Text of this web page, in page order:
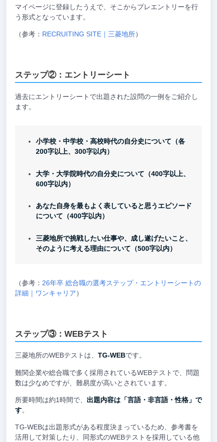
マイページに登録したうえで、そこからプレエントリーを行
う形式となっています。
（参考： RECRUITING SITE｜三菱地所）
ステップ②：エントリーシート
過去にエントリーシートで出題された設問の一例をご紹介し
ます。
小学校・中学校・高校時代の自分史について（各
200字以上、300字以内）
大学・大学院時代の自分史について（400字以上、
600字以内）
あなた自身を最もよく表していると思うエピソード
について（400字以内）
三菱地所で挑戦したい仕事や、成し遂げたいこと、
そのように考える理由について（500字以内）
（参考： 26年卒 総合職の選考ステップ・エントリーシートの
詳細｜ワンキャリア）
ステップ③：WEBテスト
三菱地所のWEBテストは、 TG-WEBです。
難関企業や総合職で多く採用されているWEBテストで、問題
数は少なめですが、難易度が高いとされています。
所要時間は約1時間で、 出題内容は「言語・非言語・性格」で
す。
TG-WEBは出題形式がある程度決まっているため、参考書を
活用して対策したり、同形式のWEBテストを採用している他